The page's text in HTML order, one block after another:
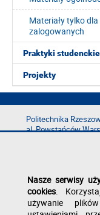
Materiały tylko dla
zalogowanych
Praktyki studenckie
Projekty
Politechnika
al. Powstańców
e-mail:
Deklaracja
Polityka prywatności
Nasze serwisy
cookies.
używanie